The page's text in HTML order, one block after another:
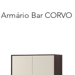
Armário Bar CORVO